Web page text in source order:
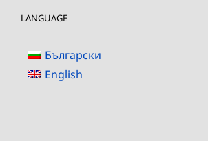
LANGUAGE
Български
English